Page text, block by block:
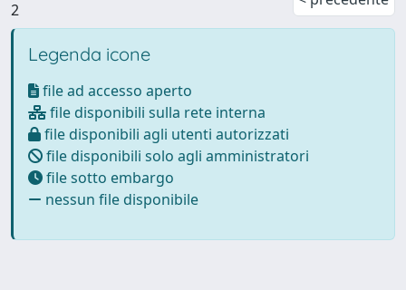
2
Legenda icone
file ad accesso aperto
file disponibili sulla rete interna
file disponibili agli utenti autorizzati
file disponibili solo agli amministratori
file sotto embargo
nessun file disponibile